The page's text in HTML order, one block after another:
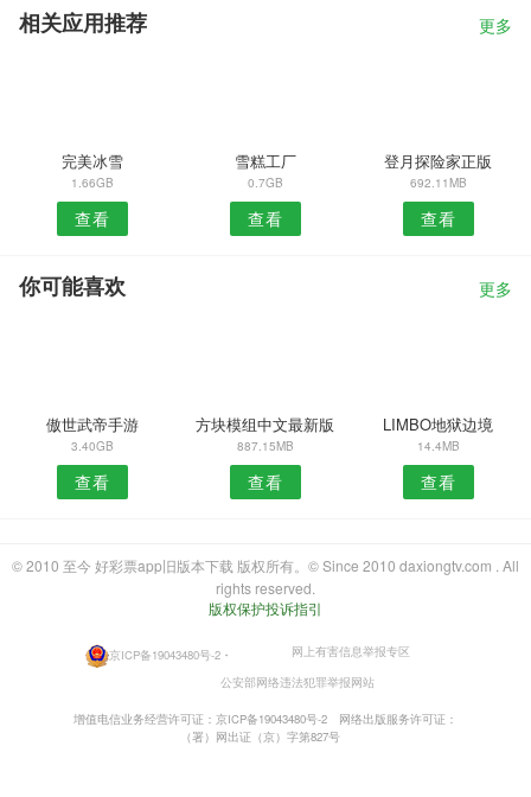
相关应用推荐 更多
完美冰雪
1.66GB
查看
雪糕工厂
0.7GB
查看
登月探险家正版
692.11MB
查看
你可能喜欢 更多
傲世武帝手游
3.40GB
查看
方块模组中文最新版
887.15MB
查看
LIMBO地狱边境
14.4MB
查看
© 2010 至今 好彩票app旧版本下载 版权所有。© Since 2010 daxiongtv.com . All
rights reserved.
版权保护投诉指引
京ICP备19043480号-2 ・
网上有害信息举报专区
公安部网络违法犯罪举报网站
增值电信业务经营许可证：京ICP备19043480号-2
网络出版服务许可证：
（署）网出证（京）字第827号